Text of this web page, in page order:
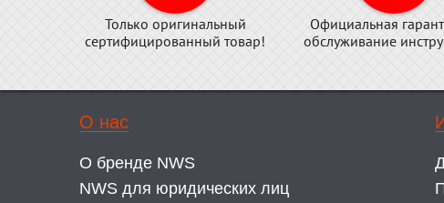
Только оригинальный
сертифицированный товар!
Официальная
обслуживание
О нас
О бренде NWS
NWS для юридических лиц